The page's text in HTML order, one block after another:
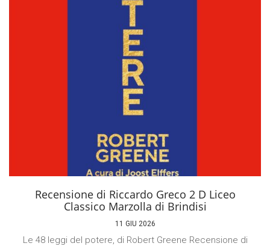
Recensione di Riccardo Greco 2 D Liceo
Classico Marzolla di Brindisi
11 GIU 2026
Le 48 leggi del potere, di Robert Greene Recensione di